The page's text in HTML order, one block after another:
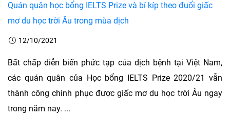
Quán quân học bổng IELTS Prize và bí kíp theo đuổi giấc
mơ du học trời Âu trong mùa dịch
12/10/2021
Bất chấp diễn biến phức tạp của dịch bệnh tại Việt Nam,
các quán quân của Học bổng IELTS Prize 2020/21 vẫn
thành công chinh phục được giấc mơ du học trời Âu ngay
trong năm nay. ...